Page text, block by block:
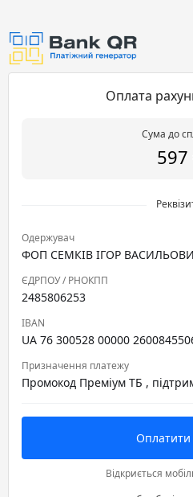
Оплата
Сума до
597
Одержувач
ФОП СЕМКІВ ІГОР
ЄДРПОУ / РНОКПП
2485806253
IBAN
UA 76 300528 00000
Призначення платежу
Промокод Преміум ТБ ,
Оплатити
Відкриється